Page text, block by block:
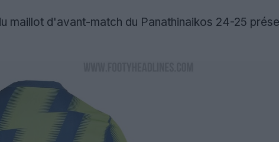
maillot d'avant-match du Panathinaikos 24-25